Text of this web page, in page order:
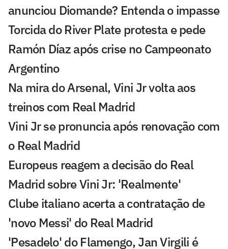
anunciou Diomande? Entenda o impasse
Torcida do River Plate protesta e pede
Ramón Díaz após crise no Campeonato
Argentino
Na mira do Arsenal, Vini Jr volta aos
treinos com Real Madrid
Vini Jr se pronuncia após renovação com
o Real Madrid
Europeus reagem a decisão do Real
Madrid sobre Vini Jr: 'Realmente'
Clube italiano acerta a contratação de
'novo Messi' do Real Madrid
'Pesadelo' do Flamengo, Jan Virgili é